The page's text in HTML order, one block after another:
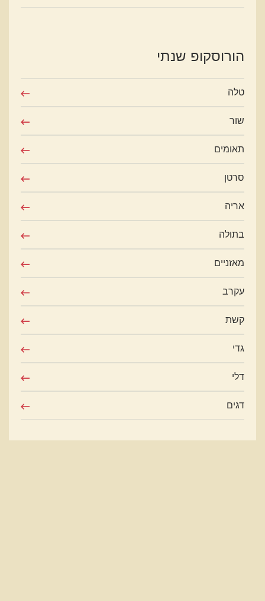
הורוסקופ שנתי
טלה
שור
תאומים
סרטן
אריה
בתולה
מאזניים
עקרב
קשת
גדי
דלי
דגים